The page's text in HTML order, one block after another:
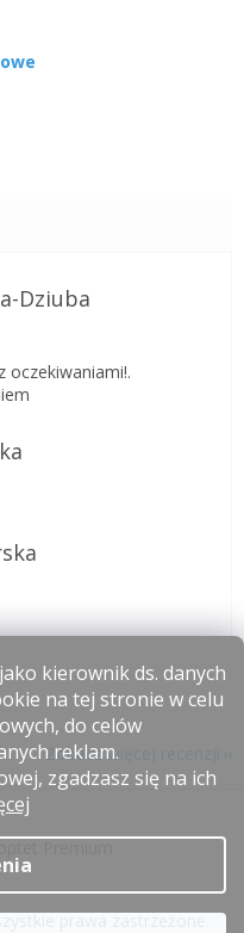
kierownik ds. danych
na tej stronie w celu
do celów
reklam.
zgadzasz się na ich
Dziuba
5 gwiazdek.
oczekiwaniami!.
gwiazdek.
gwiazdek.
5 gwiazdek.
Zobacz więcej recenzji
prawa zastrzeżone.